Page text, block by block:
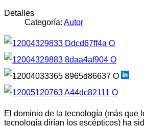
Detalles
Categoría: Autor
El dominio de la tecnología (más que
tecnología dirían los escépticos) ha